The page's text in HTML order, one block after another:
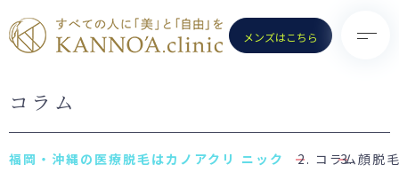
メンズはこちら
TOP
- 医療脱毛（女性）
コラム
コラム顔脱